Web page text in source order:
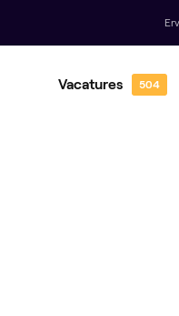
Vacatures